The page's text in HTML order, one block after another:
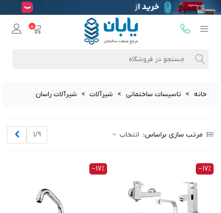
0
خانه > تاسیسات ساختمانی > شیرآلات > شیرآلات راسان
مرتب سازی براساس: انتخاب 1/9
‎−17%
‎−17%